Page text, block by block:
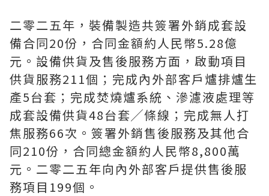
二零二五年，裝備製造共簽署外銷成套設
備合同20份，合同金額約人民幣5.28億
元。設備供貨及售後服務方面，啟動項目
供貨服務211個；完成內外部客戶爐排爐生
產5台套；完成焚燒爐系統、滲濾液處理等
成套設備供貨48台套╱條線；完成無人打
焦服務66次。簽署外銷售後服務及其他合
同210份，合同總金額約人民幣8,800萬
元。二零二五年向內外部客戶提供售後服
務項目199個。